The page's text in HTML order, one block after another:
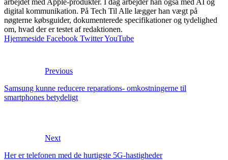
arbejdet med Apple-produkter. I dag arbejder han også med AI og
digital kommunikation. På Tech Til Alle lægger han vægt på
nøgterne købsguider, dokumenterede specifikationer og tydelighed
om, hvad der er testet af redaktionen.
Hjemmeside Facebook TwitterYouTube
Previous
Samsung kunne reducere reparations- omkostningerne til
smartphones betydeligt
Next
Her er telefonen med de hurtigste 5G-hastigheder